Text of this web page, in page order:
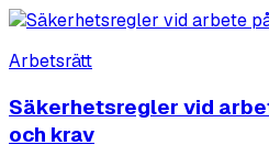
Arbetsrätt
Säkerhetsregler vid
och krav